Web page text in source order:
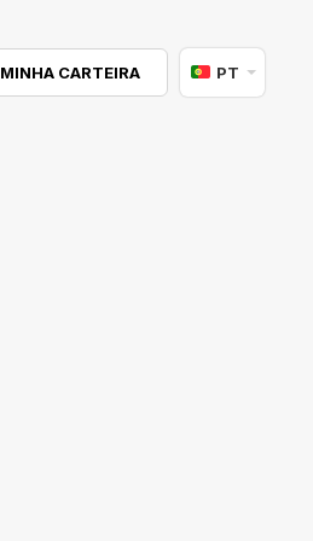
MINHA CARTEIRA PT